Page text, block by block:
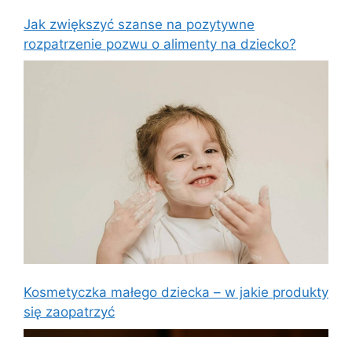
Jak zwiększyć szanse na pozytywne
rozpatrzenie pozwu o alimenty na dziecko?
Kosmetyczka małego dziecka – w jakie produkty
się zaopatrzyć